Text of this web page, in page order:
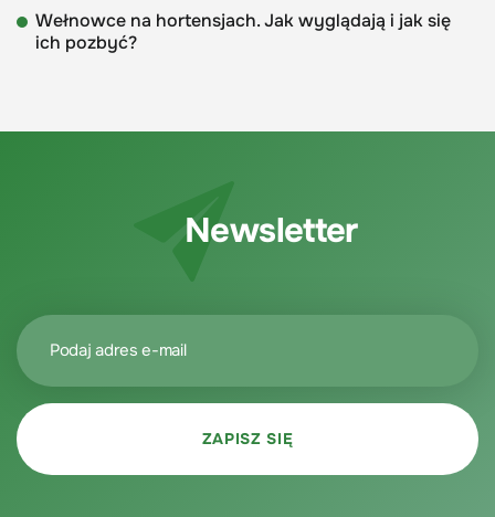
Wełnowce na hortensjach. Jak wyglądają i jak się
ich pozbyć?
Newsletter